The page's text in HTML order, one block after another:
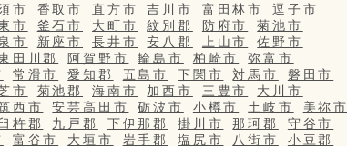
市 香取市 直方市 吉川市 富田林市
逗子市
市 釜石市 大町市 紋別郡 防府市
菊池市
市 新座市 長井市 安八郡 上山市
佐野市
田川郡 阿賀野市 輪島市 柏崎市
弥富市
常滑市 愛知郡 五島市 下関市 対馬市
磐田市
市 菊池郡 海南市 加西市 三豊市
大川市
西市 安芸高田市 砺波市 小樽市 土岐市
美祢市
杵郡 九戸郡 下伊那郡 掛川市 那珂郡
守谷市
富谷市 大垣市 岩手郡 塩尻市 八街市
小豆郡